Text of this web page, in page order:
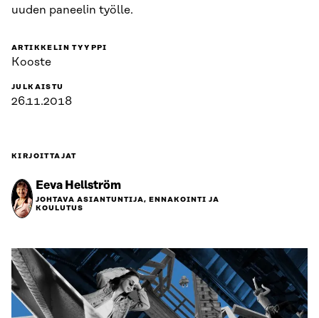
uuden paneelin työlle.
ARTIKKELIN TYYPPI
Kooste
JULKAISTU
26.11.2018
KIRJOITTAJAT
Eeva Hellström
JOHTAVA ASIANTUNTIJA, ENNAKOINTI JA
KOULUTUS